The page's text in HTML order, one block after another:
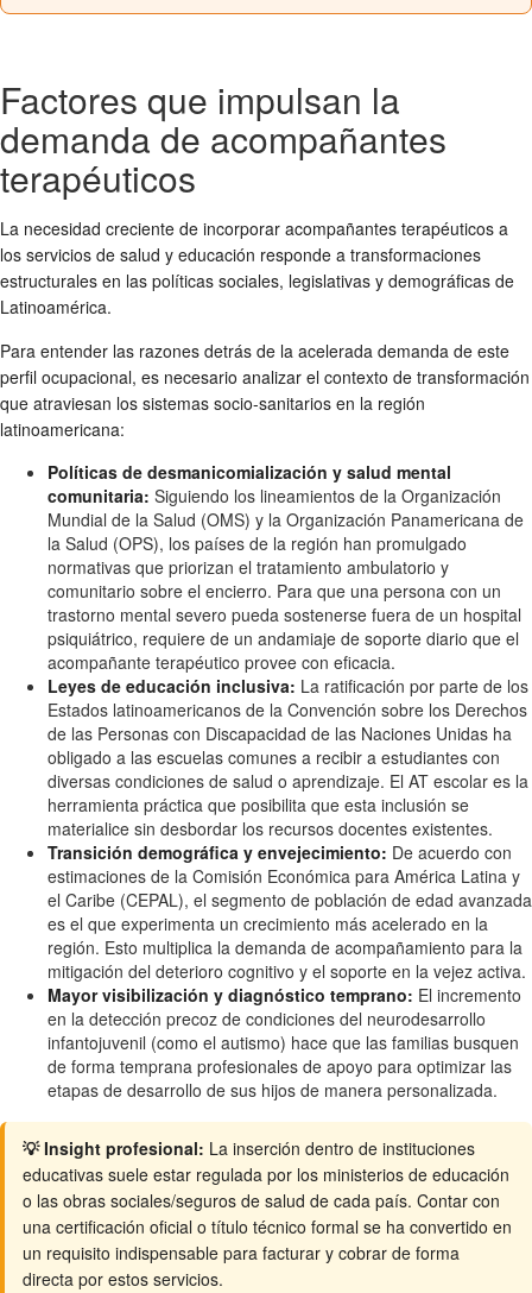
Factores que impulsan la
demanda de acompañantes
terapéuticos
La necesidad creciente de incorporar acompañantes terapéuticos a
los servicios de salud y educación responde a transformaciones
estructurales en las políticas sociales, legislativas y demográficas de
Latinoamérica.
Para entender las razones detrás de la acelerada demanda de este
perfil ocupacional, es necesario analizar el contexto de transformación
que atraviesan los sistemas socio-sanitarios en la región
latinoamericana:
Políticas de desmanicomialización y salud mental
comunitaria: Siguiendo los lineamientos de la Organización
Mundial de la Salud (OMS) y la Organización Panamericana de
la Salud (OPS), los países de la región han promulgado
normativas que priorizan el tratamiento ambulatorio y
comunitario sobre el encierro. Para que una persona con un
trastorno mental severo pueda sostenerse fuera de un hospital
psiquiátrico, requiere de un andamiaje de soporte diario que el
acompañante terapéutico provee con eficacia.
Leyes de educación inclusiva: La ratificación por parte de los
Estados latinoamericanos de la Convención sobre los Derechos
de las Personas con Discapacidad de las Naciones Unidas ha
obligado a las escuelas comunes a recibir a estudiantes con
diversas condiciones de salud o aprendizaje. El AT escolar es la
herramienta práctica que posibilita que esta inclusión se
materialice sin desbordar los recursos docentes existentes.
Transición demográfica y envejecimiento: De acuerdo con
estimaciones de la Comisión Económica para América Latina y
el Caribe (CEPAL), el segmento de población de edad avanzada
es el que experimenta un crecimiento más acelerado en la
región. Esto multiplica la demanda de acompañamiento para la
mitigación del deterioro cognitivo y el soporte en la vejez activa.
Mayor visibilización y diagnóstico temprano: El incremento
en la detección precoz de condiciones del neurodesarrollo
infantojuvenil (como el autismo) hace que las familias busquen
de forma temprana profesionales de apoyo para optimizar las
etapas de desarrollo de sus hijos de manera personalizada.
💡 Insight profesional: La inserción dentro de instituciones
educativas suele estar regulada por los ministerios de educación
o las obras sociales/seguros de salud de cada país. Contar con
una certificación oficial o título técnico formal se ha convertido en
un requisito indispensable para facturar y cobrar de forma
directa por estos servicios.